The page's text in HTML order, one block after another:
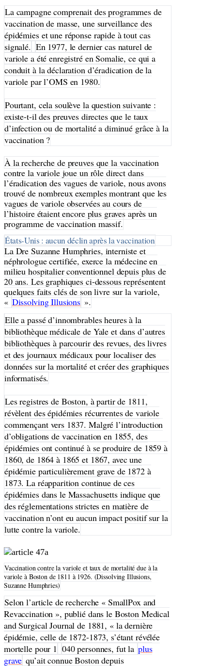
La campagne comprenait des programmes de
vaccination de masse, une surveillance des
épidémies et une réponse rapide à tout cas
signalé. En 1977, le dernier cas naturel de
variole a été enregistré en Somalie, ce qui a
conduit à la déclaration d’éradication de la
variole par l’OMS en 1980.
Pourtant, cela soulève la question suivante :
existe-t-il des preuves directes que le taux
d’infection ou de mortalité a diminué grâce à la
vaccination ?
À la recherche de preuves que la vaccination
contre la variole joue un rôle direct dans
l’éradication des vagues de variole, nous avons
trouvé de nombreux exemples montrant que les
vagues de variole observées au cours de
l’histoire étaient encore plus graves après un
programme de vaccination massif.
États-Unis : aucun déclin après la vaccination
La Dre Suzanne Humphries, interniste et
néphrologue certifiée, exerce la médecine en
milieu hospitalier conventionnel depuis plus de
20 ans. Les graphiques ci-dessous représentent
quelques faits clés de son livre sur la variole,
«Dissolving Illusions».
Elle a passé d’innombrables heures à la
bibliothèque médicale de Yale et dans d’autres
bibliothèques à parcourir des revues, des livres
et des journaux médicaux pour localiser des
données sur la mortalité et créer des graphiques
informatisés.
Les registres de Boston, à partir de 1811,
révèlent des épidémies récurrentes de variole
commençant vers 1837. Malgré l’introduction
d’obligations de vaccination en 1855, des
épidémies ont continué à se produire de 1859 à
1860, de 1864 à 1865 et 1867, avec une
épidémie particulièrement grave de 1872 à
1873. La réapparition continue de ces
épidémies dans le Massachusetts indique que
des réglementations strictes en matière de
vaccination n’ont eu aucun impact positif sur la
lutte contre la variole.
Vaccination contre la variole et taux de mortalité due à la
variole à Boston de 1811 à 1926. (Dissolving Illusions,
Suzanne Humphries)
Selon l’article de recherche « SmallPox and
Revaccination », publié dans le Boston Medical
and Surgical Journal de 1881, « la dernière
épidémie, celle de 1872-1873, s’étant révélée
mortelle pour 1 040 personnes, fut la plus
grave qu’ait connue Boston depuis